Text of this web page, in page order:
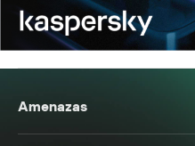
Amenazas